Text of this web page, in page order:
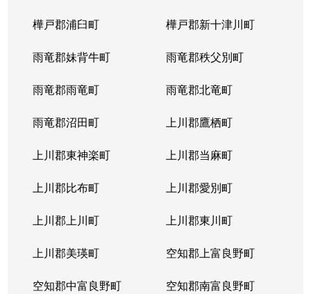
樺戸郡浦臼町 樺戸郡新十津川町
雨竜郡妹背牛町 雨竜郡秩父別町
雨竜郡雨竜町 雨竜郡北竜町
雨竜郡沼田町 上川郡鷹栖町
上川郡東神楽町 上川郡当麻町
上川郡比布町 上川郡愛別町
上川郡上川町 上川郡東川町
上川郡美瑛町 空知郡上富良野町
空知郡中富良野町 空知郡南富良野町